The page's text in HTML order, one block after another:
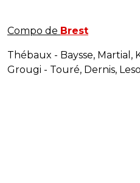
Compo de Brest
Thébaux - Baysse, Martial,
Grougi - Touré, Dernis,